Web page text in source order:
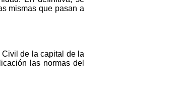
mismas que pasan a
de la capital de la
las normas del